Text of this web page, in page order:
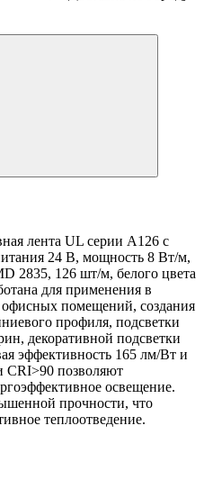
лента UL серии A126 с
24 В, мощность 8 Вт/м,
2835, 126 шт/м, белого цвета
для применения в
помещений, создания
профиля, подсветки
декоративной подсветки
эффективность 165 лм/Вт и
CRI>90 позволяют
освещение.
прочности, что
теплоотведение.